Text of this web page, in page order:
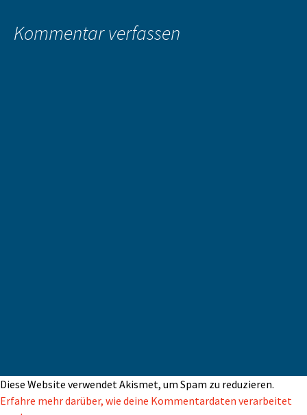
Kommentar verfassen
Diese Website verwendet Akismet, um Spam zu reduzieren.
Erfahre mehr darüber, wie deine Kommentardaten verarbeitet